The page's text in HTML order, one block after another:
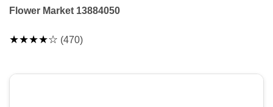
Flower Market 13884050
★★★★☆ (470)